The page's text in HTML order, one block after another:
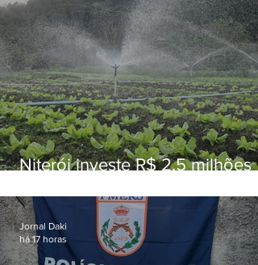
Niterói investe R$ 2,5 milhões
familiar para merenda escolar
Jornal Daki
há 17 horas